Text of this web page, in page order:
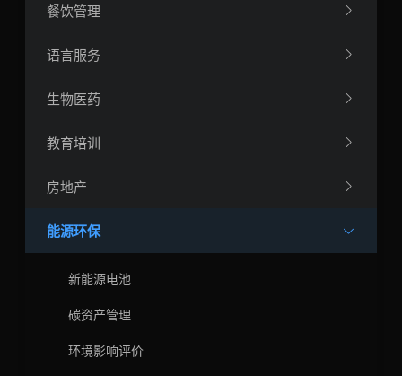
餐饮管理
语言服务
生物医药
教育培训
房地产
能源环保
新能源电池
碳资产管理
环境影响评价